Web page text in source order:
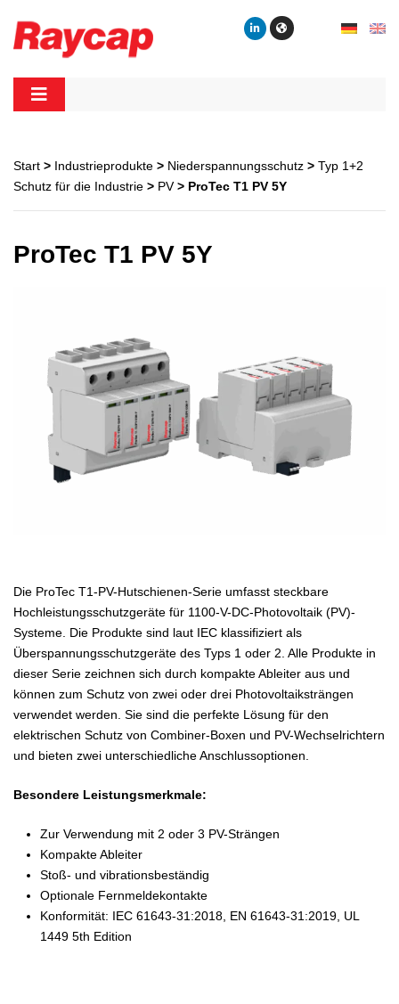
content
Start > Industrieprodukte > Niederspannungsschutz > Typ 1+2
Schutz für die Industrie > PV> ProTec T1 PV 5Y
ProTec T1 PV 5Y
Die ProTec T1-PV-Hutschienen-Serie umfasst steckbare
Hochleistungsschutzgeräte für 1100-V-DC-Photovoltaik (PV)-
Systeme. Die Produkte sind laut IEC klassifiziert als
Überspannungsschutzgeräte des Typs 1 oder 2. Alle Produkte in
dieser Serie zeichnen sich durch kompakte Ableiter aus und
können zum Schutz von zwei oder drei Photovoltaiksträngen
verwendet werden. Sie sind die perfekte Lösung für den
elektrischen Schutz von Combiner-Boxen und PV-Wechselrichtern
und bieten zwei unterschiedliche Anschlussoptionen.
Besondere Leistungsmerkmale:
Zur Verwendung mit 2 oder 3 PV-Strängen
Kompakte Ableiter
Stoß- und vibrationsbeständig
Optionale Fernmeldekontakte
Konformität: IEC 61643-31:2018, EN 61643-31:2019, UL
1449 5th Edition